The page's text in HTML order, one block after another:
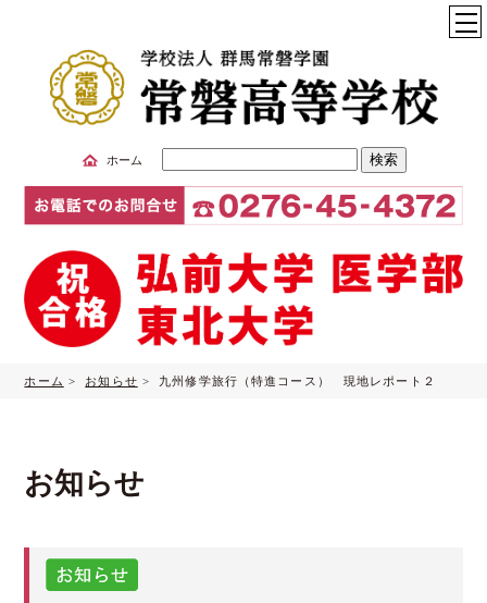
ホーム
ト
内
検
索
ホーム > お知らせ > 九州修学旅行（特進コース） 現地レポート２
お知らせ